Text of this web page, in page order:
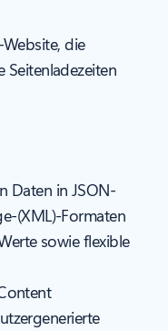
die
Seitenladezeiten
Daten in JSON-
(XML)-Formaten
sowie flexible